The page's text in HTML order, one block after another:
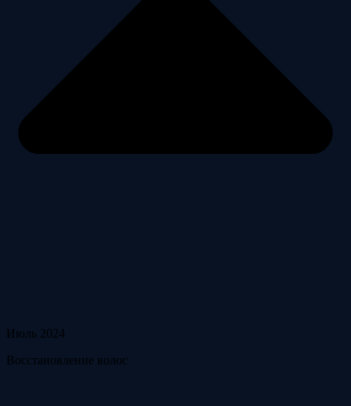
Июль 2024
Восстановление волос